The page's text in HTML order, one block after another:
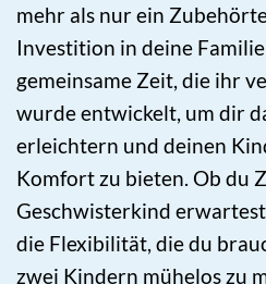
mehr als nur ein
Investition in deine
gemeinsame Zeit, die ihr
wurde entwickelt, um dir
erleichtern und deinen
Komfort zu bieten. Ob du
Geschwisterkind
die Flexibilität, die du
zwei Kindern mühelos zu